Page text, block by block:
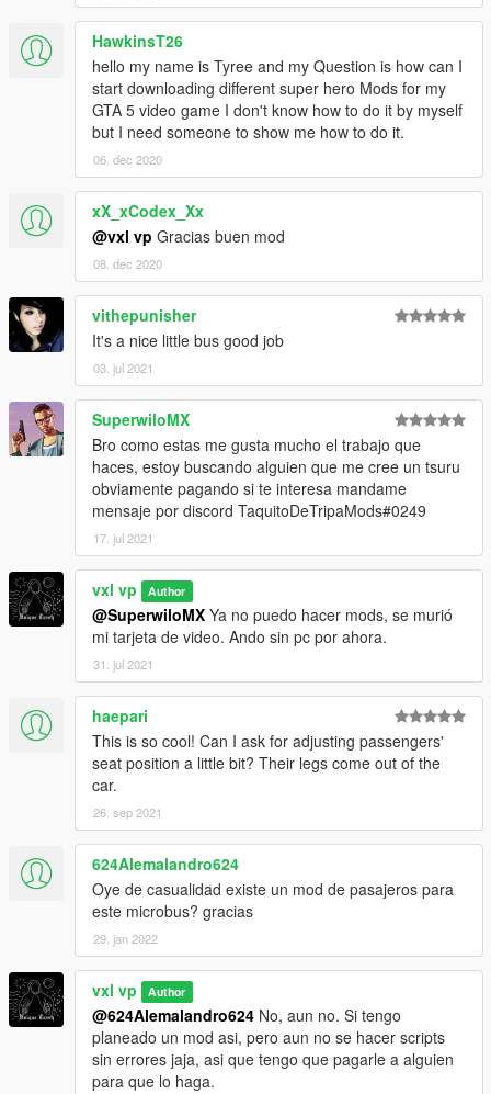
HawkinsT26
hello my name is Tyree and my Question is how can I
start downloading different super hero Mods for my
GTA 5 video game I don't know how to do it by myself
but I need someone to show me how to do it.
06. dec 2020
xX_xCodex_Xx
@vxl vp Gracias buen mod
08. dec 2020
vithepunisher
It's a nice little bus good job
03. jul 2021
SuperwiloMX
Bro como estas me gusta mucho el trabajo que
haces, estoy buscando alguien que me cree un tsuru
obviamente pagando si te interesa mandame
mensaje por discord TaquitoDeTripaMods#0249
17. jul 2021
vxl vp Author
@SuperwiloMX Ya no puedo hacer mods, se murió
mi tarjeta de video. Ando sin pc por ahora.
31. jul 2021
haepari
This is so cool! Can I ask for adjusting passengers'
seat position a little bit? Their legs come out of the
car.
26. sep 2021
624Alemalandro624
Oye de casualidad existe un mod de pasajeros para
este microbus? gracias
29. jan 2022
vxl vp Author
@624Alemalandro624 No, aun no. Si tengo
planeado un mod asi, pero aun no se hacer scripts
sin errores jaja, asi que tengo que pagarle a alguien
para que lo haga.